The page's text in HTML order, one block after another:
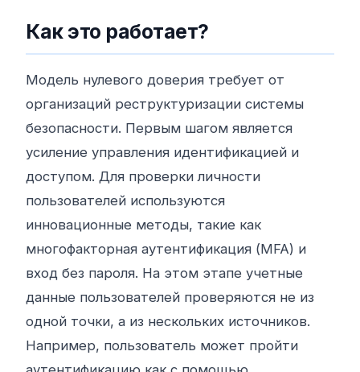
Как это работает?
Модель нулевого доверия требует от
организаций реструктуризации системы
безопасности. Первым шагом является
усиление управления идентификацией и
доступом. Для проверки личности
пользователей используются
инновационные методы, такие как
многофакторная аутентификация (MFA) и
вход без пароля. На этом этапе учетные
данные пользователей проверяются не из
одной точки, а из нескольких источников.
Например, пользователь может пройти